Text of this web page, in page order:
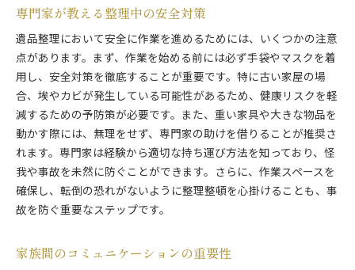
専門家が教える整理中の安全対策
遺品整理において安全に作業を進めるためには、いくつかの注意
点があります。まず、作業を始める前には必ず手袋やマスクを着
用し、安全対策を徹底することが重要です。特に古い家屋の場
合、埃やカビが発生している可能性があるため、健康リスクを軽
減するための予防策が必要です。また、重い家具や大きな物品を
動かす際には、無理をせず、専門家の助けを借りることが推奨さ
れます。専門家は経験から適切な持ち運び方法を知っており、怪
我や事故を未然に防ぐことができます。さらに、作業スペースを
確保し、転倒の恐れがないように整理整頓を心掛けることも、事
故を防ぐ重要なステップです。
家族間のコミュニケーションの重要性